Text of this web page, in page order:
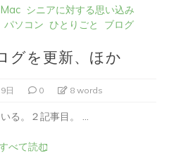
Mac シニアに対する思い込み
パソコン ひとりごと ブログ
グを更新、ほか
日 0 8 words
る。２記事目。 ...
べて読む